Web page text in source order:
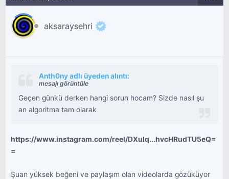
aksaraysehri
Anth0ny adlı üyeden alıntı:
mesajı görüntüle
Geçen günkü derken hangi sorun hocam? Sizde nasıl şu
an algoritma tam olarak
https://www.instagram.com/reel/DXuIq...hvcHRudTU5eQ=
=
Şuan yüksek beğeni ve paylaşım olan videolarda gözüküyor